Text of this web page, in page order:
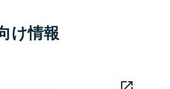
け情報